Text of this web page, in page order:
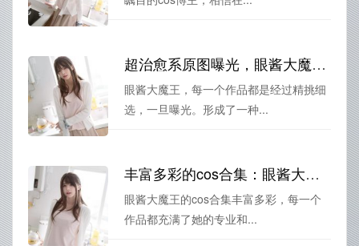
超治愈系原图曝光，眼酱大魔王最新作品再现别样风情
眼酱大魔王，每一个作品都是经过精挑细
选，一旦曝光。形成了一种...
丰富多彩的cos合集：眼酱大魔王全部作品更新
眼酱大魔王的cos合集丰富多彩，每一个
作品都充满了她的专业和...